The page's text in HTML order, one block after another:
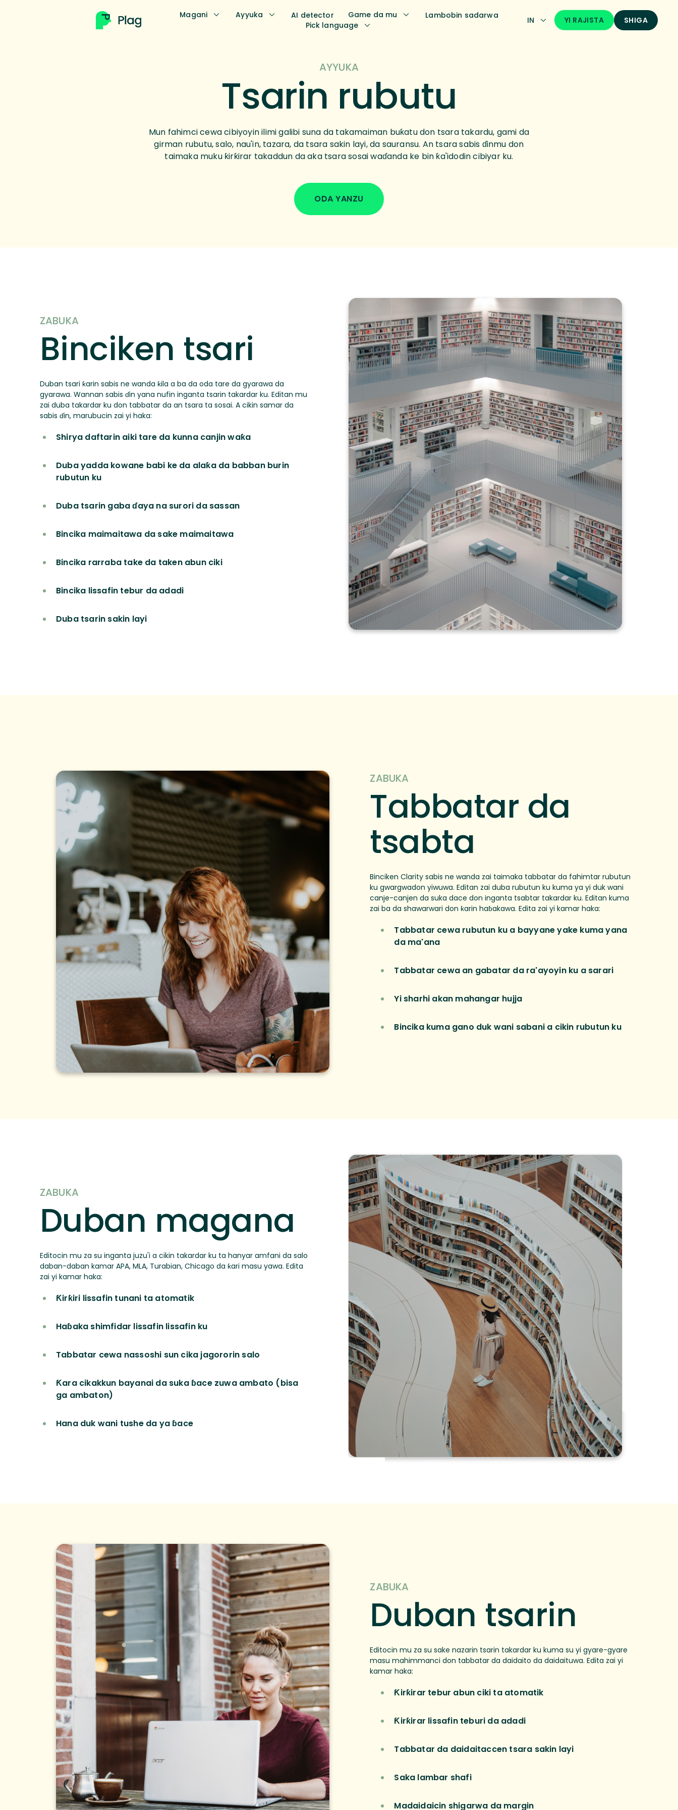
Magani Ayyuka AI detector Game da mu
Lambobin sadarwa
Pick language
IN YI RAJISTA SHIGA
AYYUKA
Tsarin rubutu
Mun fahimci cewa cibiyoyin ilimi galibi suna da takamaiman buƙatu don tsara takardu, gami da
girman rubutu, salo, nau'in, tazara, da tsara sakin layi, da sauransu. An tsara sabis ɗinmu don
taimaka muku ƙirƙirar takaddun da aka tsara sosai waɗanda ke bin ƙa'idodin cibiyar ku.
ODA YANZU
ZABUKA
Binciken tsari
Duban tsari ƙarin sabis ne wanda ƙila a ba da oda tare da gyarawa da
gyarawa. Wannan sabis ɗin yana nufin inganta tsarin takardar ku. Editan mu
zai duba takardar ku don tabbatar da an tsara ta sosai. A cikin samar da
sabis ɗin, marubucin zai yi haka:
Shirya daftarin aiki tare da kunna canjin waƙa
Duba yadda kowane babi ke da alaƙa da babban burin
rubutun ku
Duba tsarin gaba ɗaya na surori da sassan
Bincika maimaitawa da sake maimaitawa
Bincika rarraba take da taken abun ciki
Bincika lissafin tebur da adadi
Duba tsarin sakin layi
ZABUKA
Tabbatar da
tsabta
Binciken Clarity sabis ne wanda zai taimaka tabbatar da fahimtar rubutun
ku gwargwadon yiwuwa. Editan zai duba rubutun ku kuma ya yi duk wani
canje-canjen da suka dace don inganta tsabtar takardar ku. Editan kuma
zai ba da shawarwari don ƙarin haɓakawa. Edita zai yi kamar haka:
Tabbatar cewa rubutun ku a bayyane yake kuma yana
da ma'ana
Tabbatar cewa an gabatar da ra'ayoyin ku a sarari
Yi sharhi akan mahangar hujja
Bincika kuma gano duk wani sabani a cikin rubutun ku
ZABUKA
Duban magana
Editocin mu za su inganta juzu'i a cikin takardar ku ta hanyar amfani da salo
daban-daban kamar APA, MLA, Turabian, Chicago da ƙari masu yawa. Edita
zai yi kamar haka:
Ƙirƙiri lissafin tunani ta atomatik
Haɓaka shimfidar lissafin lissafin ku
Tabbatar cewa nassoshi sun cika jagororin salo
Ƙara cikakkun bayanai da suka ɓace zuwa ambato (bisa
ga ambaton)
Hana duk wani tushe da ya ɓace
ZABUKA
Duban tsarin
Editocin mu za su sake nazarin tsarin takardar ku kuma su yi gyare-gyare
masu mahimmanci don tabbatar da daidaito da daidaituwa. Edita zai yi
kamar haka:
Ƙirƙirar tebur abun ciki ta atomatik
Ƙirƙirar lissafin teburi da adadi
Tabbatar da daidaitaccen tsara sakin layi
Saka lambar shafi
Madaidaicin shigarwa da margin